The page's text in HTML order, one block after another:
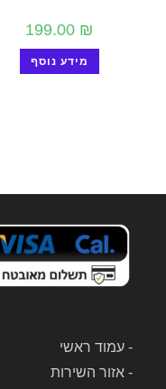
199.00 ₪
מידע נוסף
-עמוד ראשי
-אזור השירות